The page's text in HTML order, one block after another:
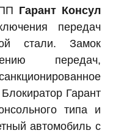
Гарант Консул
передач
стали. Замок
передач,
Гарант
типа и
автомобиль с